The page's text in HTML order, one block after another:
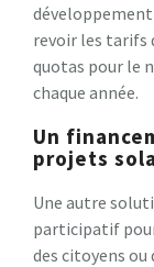
développement
revoir les tarifs
quotas pour le
chaque année.
Un
projets
Une autre
participatif
des citoyens